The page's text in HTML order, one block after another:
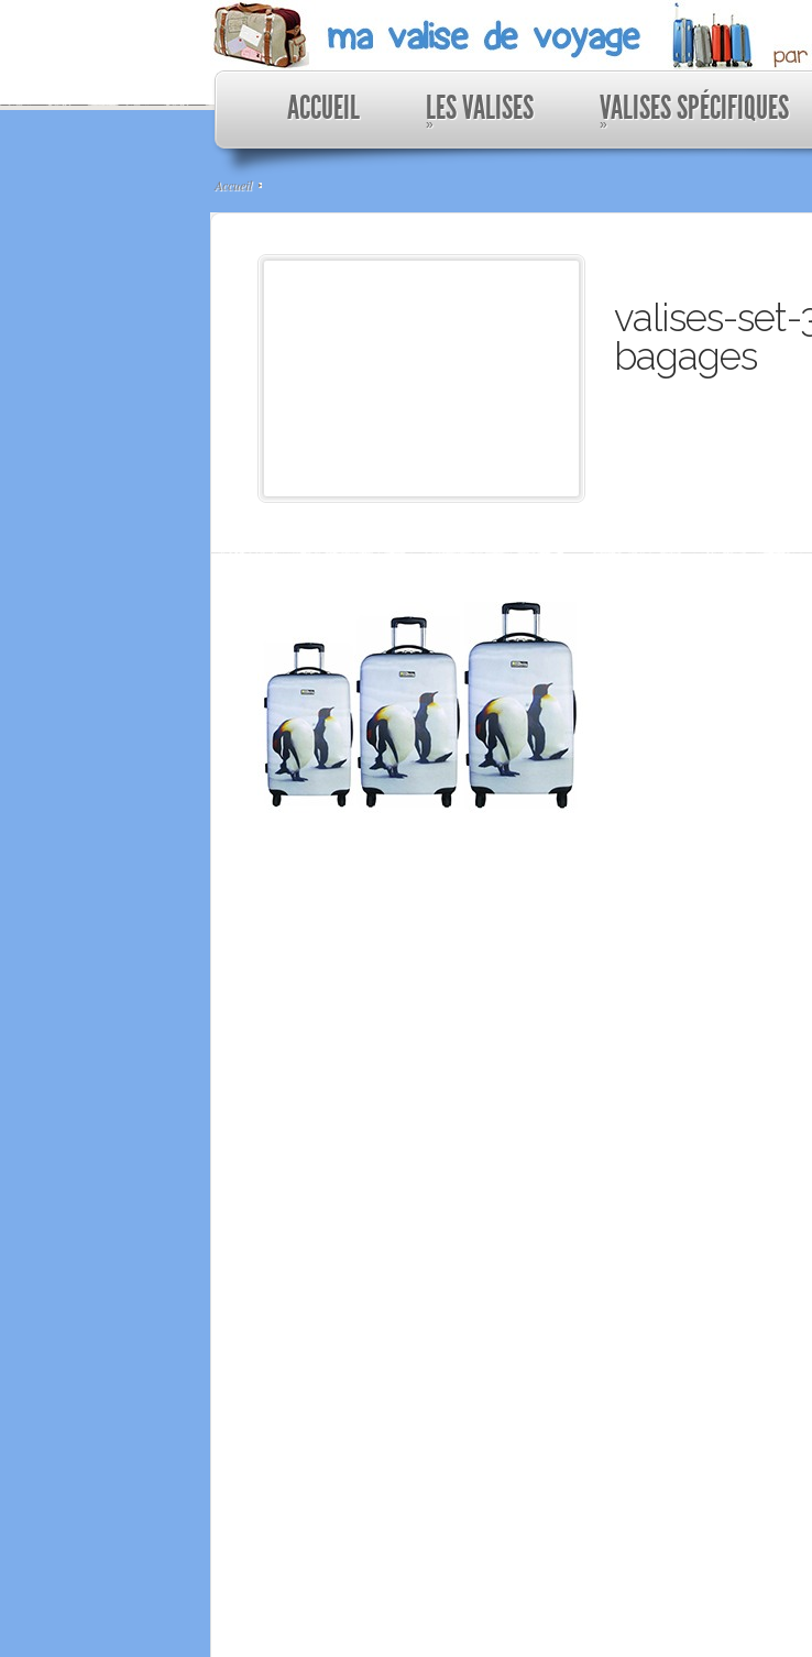
ACCUEIL LES VALISES
» VALISES SPÉCIFIQUES
»
Accueil
valises-set-
bagages